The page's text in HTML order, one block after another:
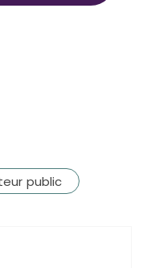
public